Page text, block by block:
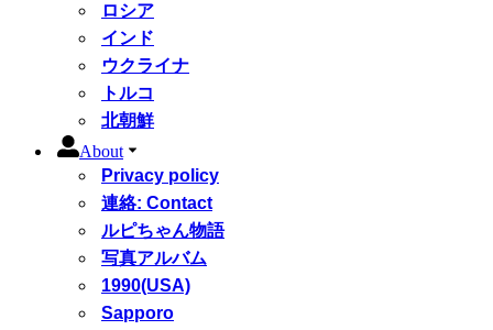
ロシア
インド
ウクライナ
トルコ
北朝鮮
About
Privacy policy
連絡: Contact
ルピちゃん物語
写真アルバム
1990(USA)
Sapporo